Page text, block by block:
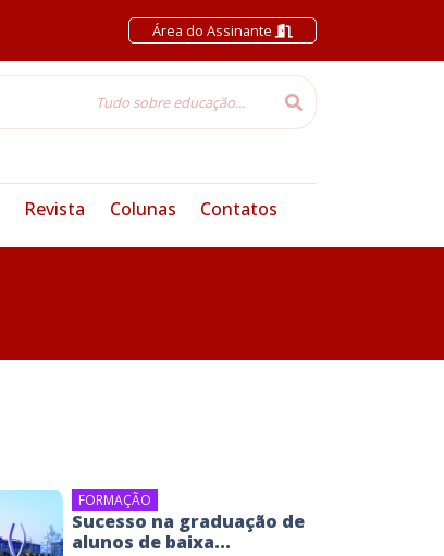
Área do Assinante
Revista Colunas Contatos
FORMAÇÃO
Sucesso na graduação de
alunos de baixa...